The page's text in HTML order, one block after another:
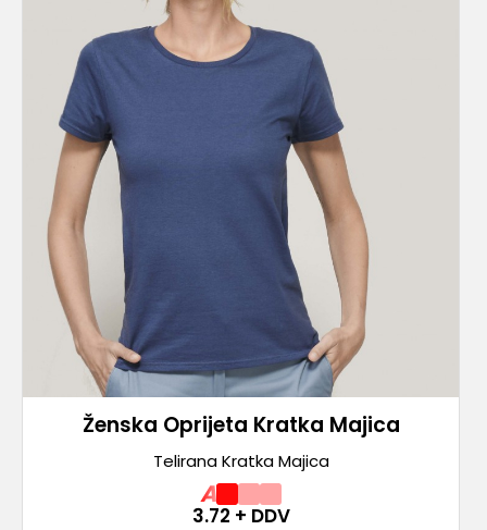
Ženska Oprijeta Kratka Majica
Telirana Kratka Majica
A
3.72 + DDV